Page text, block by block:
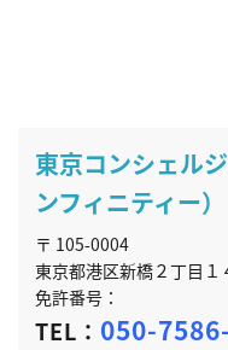
東京コンシェル
ンフィニティー）
〒 105-0004
東京都港区新橋２丁目１
免許番号：
TEL： 050-